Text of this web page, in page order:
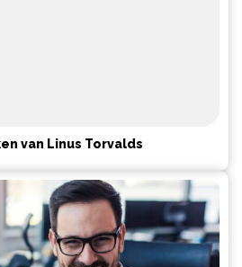
van Linus Torvalds